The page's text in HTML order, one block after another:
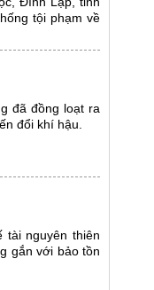
tội phạm về
đã đồng loạt ra
đổi khí hậu.
nguyên thiên
gắn với bảo tồn